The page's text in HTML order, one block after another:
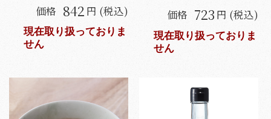
価格 842 円 (税込)
現在取り扱っておりま
せん
価格 723 円 (税込)
現在取り扱っておりま
せん